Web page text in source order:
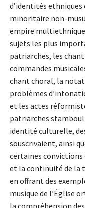
d’identités ethniques
minoritaire non-
empire
sujets les plus
patriarches, les
commandes
chant choral, la
problèmes
et les actes
patriarches
identité culturelle,
souscrivaient, ainsi
certaines convictions
et la continuité de la
en offrant des
musique de l’Église